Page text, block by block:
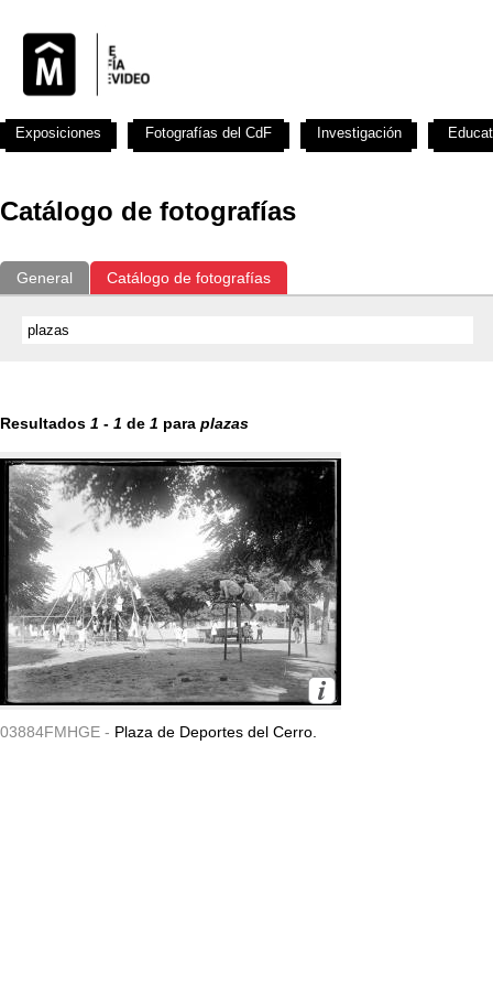
Catálogo de fotografías
General Catálogo de fotografías
Resultados 1 - 1 de 1 para plazas
03884FMHGE - Plaza de Deportes del Cerro.
Exposiciones Fotografías del CdF Investigación